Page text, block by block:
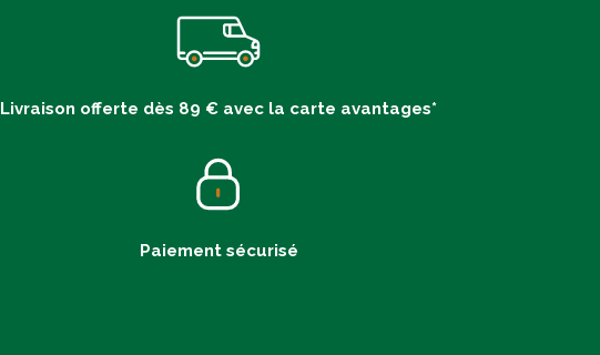
Livraison offerte dès 89 € avec la carte avantages*
Paiement sécurisé